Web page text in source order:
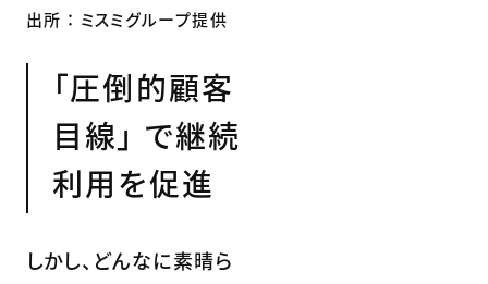
出所 ： ミスミグループ提供
「圧倒的顧客
目線」 で継続
利用を促進
しかし、どんなに素晴ら